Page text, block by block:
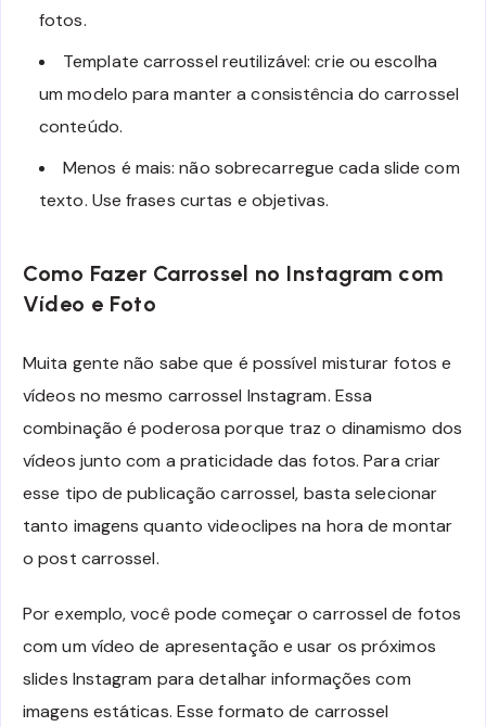
fotos.
Template carrossel reutilizável: crie ou escolha
um modelo para manter a consistência do carrossel
conteúdo.
Menos é mais: não sobrecarregue cada slide com
texto. Use frases curtas e objetivas.
Como Fazer Carrossel no Instagram com
Vídeo e Foto
Muita gente não sabe que é possível misturar fotos e
vídeos no mesmo carrossel Instagram. Essa
combinação é poderosa porque traz o dinamismo dos
vídeos junto com a praticidade das fotos. Para criar
esse tipo de publicação carrossel, basta selecionar
tanto imagens quanto videoclipes na hora de montar
o post carrossel.
Por exemplo, você pode começar o carrossel de fotos
com um vídeo de apresentação e usar os próximos
slides Instagram para detalhar informações com
imagens estáticas. Esse formato de carrossel